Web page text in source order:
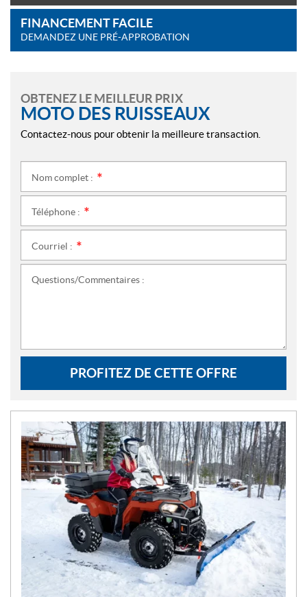
FINANCEMENT FACILE
DEMANDEZ UNE PRÉ-APPROBATION
OBTENEZ LE MEILLEUR PRIX
MOTO DES RUISSEAUX
Contactez-nous pour obtenir la meilleure transaction.
Nom complet :
Téléphone :
Courriel :
Questions/Commentaires :
PROFITEZ DE CETTE OFFRE
N
O
U
V
E
E